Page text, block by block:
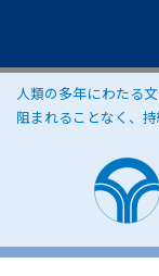
人類の多年にわたる
阻まれることなく、